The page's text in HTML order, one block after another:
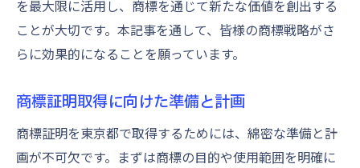
を最大限に活用し、商標を通じて新たな価値を創出する
ことが大切です。本記事を通して、皆様の商標戦略がさ
らに効果的になることを願っています。
商標証明取得に向けた準備と計画
商標証明を東京都で取得するためには、綿密な準備と計
画が不可欠です。まずは商標の目的や使用範囲を明確に